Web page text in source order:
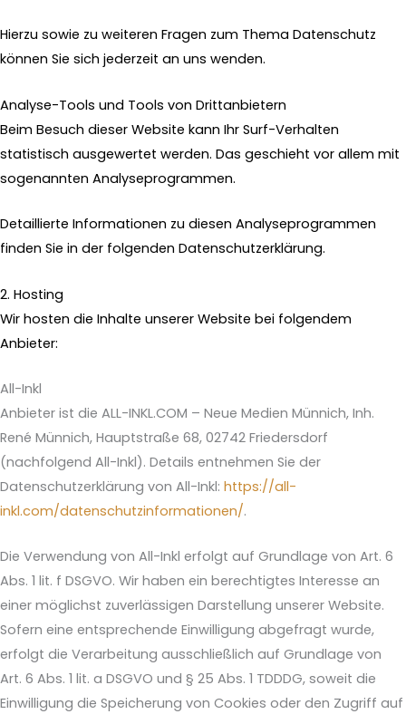
Hierzu sowie zu weiteren Fragen zum Thema Datenschutz
können Sie sich jederzeit an uns wenden.
Analyse-Tools und Tools von Dritt­anbietern
Beim Besuch dieser Website kann Ihr Surf-Verhalten
statistisch ausgewertet werden. Das geschieht vor allem mit
sogenannten Analyseprogrammen.
Detaillierte Informationen zu diesen Analyseprogrammen
finden Sie in der folgenden Datenschutzerklärung.
2. Hosting
Wir hosten die Inhalte unserer Website bei folgendem
Anbieter:
All-Inkl
Anbieter ist die ALL-INKL.COM – Neue Medien Münnich, Inh.
René Münnich, Hauptstraße 68, 02742 Friedersdorf
(nachfolgend All-Inkl). Details entnehmen Sie der
Datenschutzerklärung von All-Inkl: https://all-
inkl.com/datenschutzinformationen/.
Die Verwendung von All-Inkl erfolgt auf Grundlage von Art. 6
Abs. 1 lit. f DSGVO. Wir haben ein berechtigtes Interesse an
einer möglichst zuverlässigen Darstellung unserer Website.
Sofern eine entsprechende Einwilligung abgefragt wurde,
erfolgt die Verarbeitung ausschließlich auf Grundlage von
Art. 6 Abs. 1 lit. a DSGVO und § 25 Abs. 1 TDDDG, soweit die
Einwilligung die Speicherung von Cookies oder den Zugriff auf